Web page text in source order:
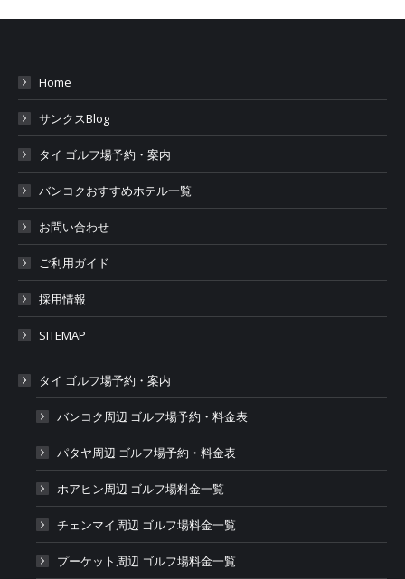
Home
サンクスBlog
タイ ゴルフ場予約・案内
バンコクおすすめホテル一覧
お問い合わせ
ご利用ガイド
採用情報
SITEMAP
タイ ゴルフ場予約・案内
バンコク周辺 ゴルフ場予約・料金表
パタヤ周辺 ゴルフ場予約・料金表
ホアヒン周辺 ゴルフ場料金一覧
チェンマイ周辺 ゴルフ場料金一覧
プーケット周辺 ゴルフ場料金一覧